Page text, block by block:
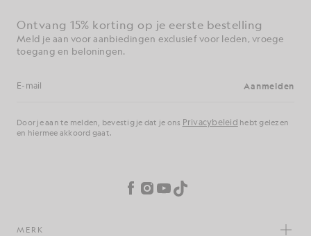
Ontvang 15% korting op je eerste bestelling
Meld je aan voor aanbiedingen exclusief voor leden, vroege
toegang en beloningen.
E-mailadres Aanmelden
Door je aan te melden, bevestig je dat je ons Privacybeleid hebt gelezen
en hiermee akkoord gaat.
Facebook
Instagram
YouTube
TikTok
MERK